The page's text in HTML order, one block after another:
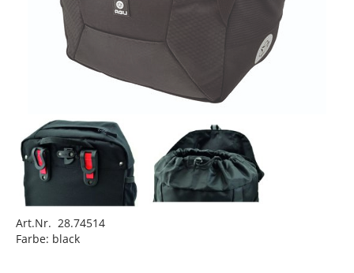
Art.Nr. 28.74514
Farbe: black